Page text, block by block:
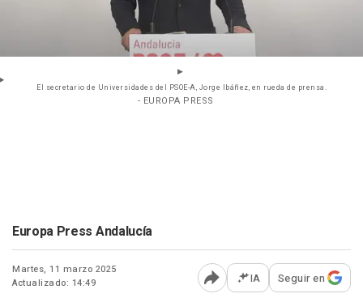
El secretario de Universidades del PSOE-A, Jorge Ibáñez, en rueda de prensa.
- EUROPA PRESS
Europa Press Andalucía
Martes, 11 marzo 2025
Actualizado: 14:49
Abrir opciones para
IA Seguir en